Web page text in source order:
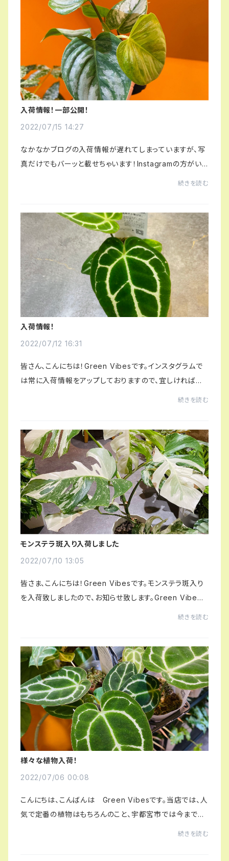
入荷情報！一部公開！
2022/07/15 14:27
なかなかブログの入荷情報が遅れてしまっていますが、写
真だけでもバーッと載せちゃいます！Instagramの方がい
続きを読む
入荷情報！
2022/07/12 16:31
皆さん、こんにちは！Green Vibesです。インスタグラムで
は常に入荷情報をアップしておりますので、宜しければぜ
ひフォローしてみてくださいね！ちなみに今日は、こちら！！
続きを読む
モンステラ斑入り入荷しました
2022/07/10 13:05
皆さま、こんにちは！Green Vibesです。モンステラ斑入り
を入荷致しましたので、お知らせ致します。Green Vibe
続きを読む
様々な植物入荷！
2022/07/06 00:08
こんにちは、こんばんは Green Vibesです。当店では、人
気で定番の植物はもちろんのこと、宇都宮市では今までな
続きを読む